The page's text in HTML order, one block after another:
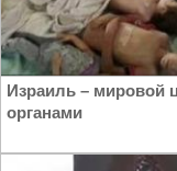
Израиль – мировой
органами